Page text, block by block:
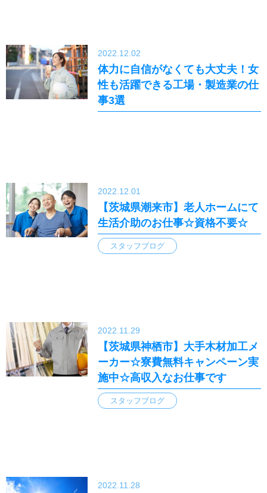
2022.12.02
体力に自信がなくても大丈夫！女
性も活躍できる工場・製造業の仕
事3選
2022.12.01
【茨城県潮来市】老人ホームにて
生活介助のお仕事☆資格不要☆
スタッフブログ
2022.11.29
【茨城県神栖市】大手木材加工メ
ーカー☆寮費無料キャンペーン実
施中☆高収入なお仕事です
スタッフブログ
2022.11.28